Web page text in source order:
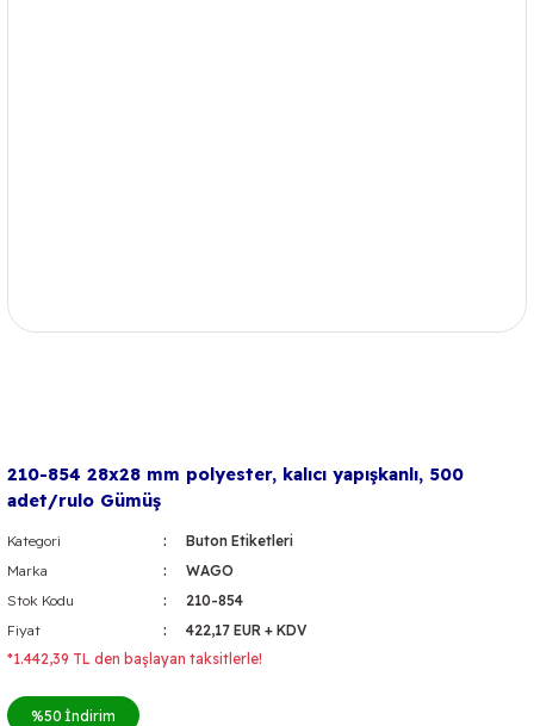
210-854 28x28 mm polyester, kalıcı yapışkanlı, 500
adet/rulo Gümüş
Kategori
Buton Etiketleri
Marka
WAGO
Stok Kodu
210-854
Fiyat
422,17 EUR + KDV
*1.442,39 TL den başlayan taksitlerle!
%50 İndirim